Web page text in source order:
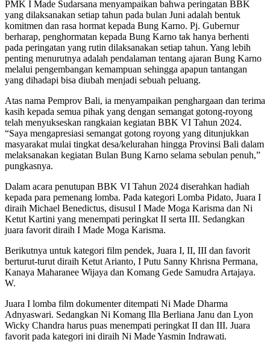
PMK I Made Sudarsana menyampaikan bahwa peringatan BBK
yang dilaksanakan setiap tahun pada bulan Juni adalah bentuk
komitmen dan rasa hormat kepada Bung Karno. Pj. Gubernur
berharap, penghormatan kepada Bung Karno tak hanya berhenti
pada peringatan yang rutin dilaksanakan setiap tahun. Yang lebih
penting menurutnya adalah pendalaman tentang ajaran Bung Karno
melalui pengembangan kemampuan sehingga apapun tantangan
yang dihadapi bisa diubah menjadi sebuah peluang.
Atas nama Pemprov Bali, ia menyampaikan penghargaan dan terima
kasih kepada semua pihak yang dengan semangat gotong-royong
telah menyukseskan rangkaian kegiatan BBK VI Tahun 2024.
“Saya mengapresiasi semangat gotong royong yang ditunjukkan
masyarakat mulai tingkat desa/kelurahan hingga Provinsi Bali dalam
melaksanakan kegiatan Bulan Bung Karno selama sebulan penuh,”
pungkasnya.
Dalam acara penutupan BBK VI Tahun 2024 diserahkan hadiah
kepada para pemenang lomba. Pada kategori Lomba Pidato, Juara I
diraih Michael Benedictus, disusul I Made Moga Karisma dan Ni
Ketut Kartini yang menempati peringkat II serta III. Sedangkan
juara favorit diraih I Made Moga Karisma.
Berikutnya untuk kategori film pendek, Juara I, II, III dan favorit
berturut-turut diraih Ketut Arianto, I Putu Sanny Khrisna Permana,
Kanaya Maharanee Wijaya dan Komang Gede Samudra Artajaya.
W.
Juara I lomba film dokumenter ditempati Ni Made Dharma
Adnyaswari. Sedangkan Ni Komang Illa Berliana Janu dan Lyon
Wicky Chandra harus puas menempati peringkat II dan III. Juara
favorit pada kategori ini diraih Ni Made Yasmin Indrawati.